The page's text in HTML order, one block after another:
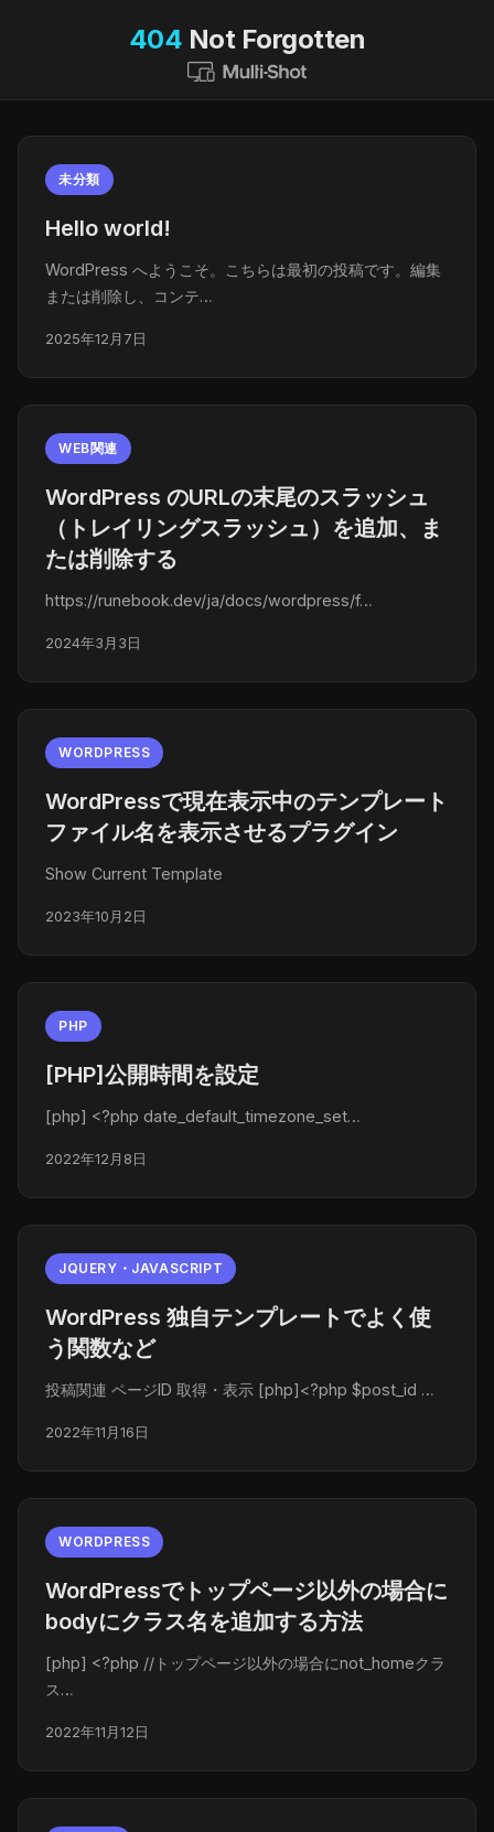
404 Not Forgotten
未分類
Hello world!
WordPress へようこそ。こちらは最初の投稿です。編集
または削除し、コンテ…
2025年12月7日
WEB関連
WordPress のURLの末尾のスラッシュ
（トレイリングスラッシュ）を追加、ま
たは削除する
https://runebook.dev/ja/docs/wordpress/f…
2024年3月3日
WORDPRESS
WordPressで現在表示中のテンプレート
ファイル名を表示させるプラグイン
Show Current Template
2023年10月2日
PHP
[PHP]公開時間を設定
[php] <?php date_default_timezone_set…
2022年12月8日
JQUERY・JAVASCRIPT
WordPress 独自テンプレートでよく使
う関数など
投稿関連 ページID 取得・表示 [php]<?php $post_id …
2022年11月16日
WORDPRESS
WordPressでトップページ以外の場合に
bodyにクラス名を追加する方法
[php] <?php //トップページ以外の場合にnot_homeクラ
ス…
2022年11月12日